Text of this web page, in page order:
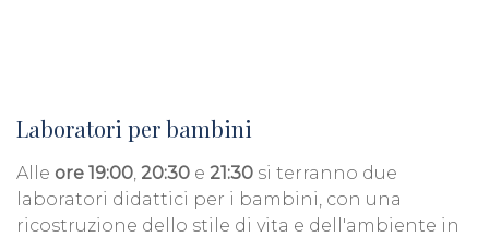
Laboratori per bambini
Alle ore 19:00, 20:30 e 21:30 si terranno due
laboratori didattici per i bambini, con una
ricostruzione dello stile di vita e dell'ambiente in